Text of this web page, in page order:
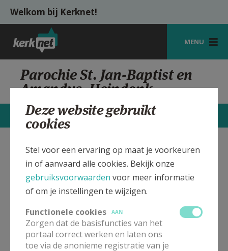
Overslaan en naar de inhoud gaan
Welkom bij Kerknet!
MENU
STARTPAGINA
KERK
VIERINGEN
ZOEKEN
HULP
MIJN PAROCHIE
AANMELDEN OF REGISTREREN
Parochie St. Jan-Baptist en
Amandus, Heindonk
CONTACTEN MEER
Verbergen
Sint Jan-Baptist en Amandus
kerk Heindonk
Bekijk de details voor de weekendvieringen die doorgaan
in deze kerk, het adres van de kerk, alsook een lijst met
kerken in de buurt.
ALLE DETAILS TONEN
Deze website gebruikt
cookies
Stel voor een ervaring op maat je voorkeuren
in of aanvaard alle cookies. Bekijk onze
gebruiksvoorwaarden voor meer informatie
of om je instellingen te wijzigen.
Functionele cookies
AAN
Zorgen dat de basisfuncties van het
portaal correct werken en laten ons
toe via de anonieme registratie van je